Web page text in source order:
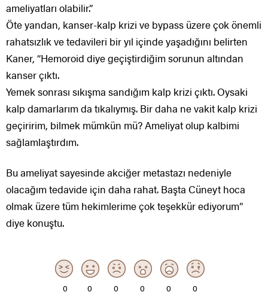
ameliyatları olabilir.”
Öte yandan, kanser-kalp krizi ve bypass üzere çok önemli
rahatsızlık ve tedavileri bir yıl içinde yaşadığını belirten
Kaner, “Hemoroid diye geçiştirdiğim sorunun altından
kanser çıktı.
Yemek sonrası sıkışma sandığım kalp krizi çıktı. Oysaki
kalp damarlarım da tıkalıymış. Bir daha ne vakit kalp krizi
geçiririm, bilmek mümkün mü? Ameliyat olup kalbimi
sağlamlaştırdım.
Bu ameliyat sayesinde akciğer metastazı nedeniyle
olacağım tedavide için daha rahat. Başta Cüneyt hoca
olmak üzere tüm hekimlerime çok teşekkür ediyorum”
diye konuştu.
0 0 0 0 0 0